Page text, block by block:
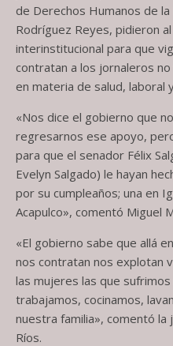
de Derechos Humanos de la
Rodríguez Reyes, pidieron
interinstitucional para que
contratan a los jornaleros
en materia de salud, laboral
«Nos dice el gobierno que
regresarnos ese apoyo,
para que el senador Félix
Evelyn Salgado) le hayan
por su cumpleaños; una en
Acapulco», comentó Miguel
«El gobierno sabe que allá
nos contratan nos explotan
las mujeres las que
trabajamos, cocinamos,
nuestra familia», comentó la
Ríos.